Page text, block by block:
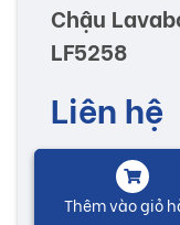
Chậu
LF5258
Liên hệ
Thêm vào giỏ